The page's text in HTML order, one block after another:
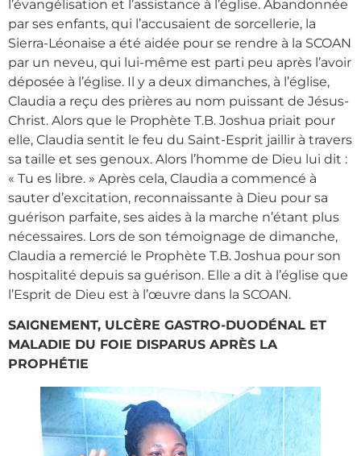
l’évangélisation et l’assistance à l’église. Abandonnée
par ses enfants, qui l’accusaient de sorcellerie, la
Sierra-Léonaise a été aidée pour se rendre à la SCOAN
par un neveu, qui lui-même est parti peu après l’avoir
déposée à l’église. Il y a deux dimanches, à l’église,
Claudia a reçu des prières au nom puissant de Jésus-
Christ. Alors que le Prophète T.B. Joshua priait pour
elle, Claudia sentit le feu du Saint-Esprit jaillir à travers
sa taille et ses genoux. Alors l’homme de Dieu lui dit :
« Tu es libre. » Après cela, Claudia a commencé à
sauter d’excitation, reconnaissante à Dieu pour sa
guérison parfaite, ses aides à la marche n’étant plus
nécessaires. Lors de son témoignage de dimanche,
Claudia a remercié le Prophète T.B. Joshua pour son
hospitalité depuis sa guérison. Elle a dit à l’église que
l’Esprit de Dieu est à l’œuvre dans la SCOAN.
SAIGNEMENT, ULCÈRE GASTRO-DUODÉNAL ET
MALADIE DU FOIE DISPARUS APRÈS LA
PROPHÉTIE